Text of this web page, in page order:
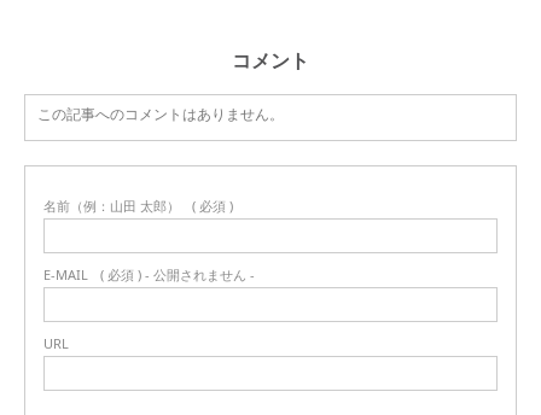
コメント
この記事へのコメントはありません。
名前（例：山田 太郎） ( 必須 )
E-MAIL ( 必須 ) - 公開されません -
URL